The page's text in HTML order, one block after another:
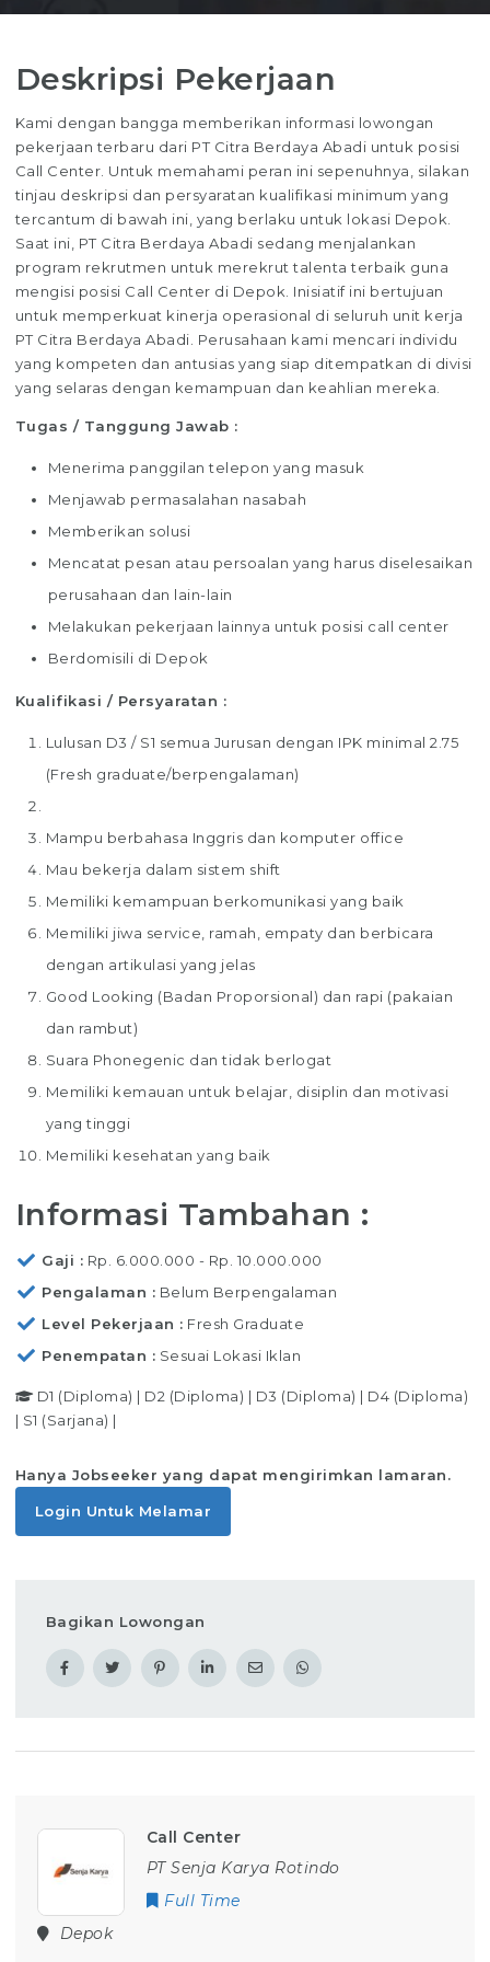
Deskripsi Pekerjaan
Kami dengan bangga memberikan informasi lowongan
pekerjaan terbaru dari PT Citra Berdaya Abadi untuk posisi
Call Center. Untuk memahami peran ini sepenuhnya, silakan
tinjau deskripsi dan persyaratan kualifikasi minimum yang
tercantum di bawah ini, yang berlaku untuk lokasi Depok.
Saat ini, PT Citra Berdaya Abadi sedang menjalankan
program rekrutmen untuk merekrut talenta terbaik guna
mengisi posisi Call Center di Depok. Inisiatif ini bertujuan
untuk memperkuat kinerja operasional di seluruh unit kerja
PT Citra Berdaya Abadi. Perusahaan kami mencari individu
yang kompeten dan antusias yang siap ditempatkan di divisi
yang selaras dengan kemampuan dan keahlian mereka.
Tugas / Tanggung Jawab :
Menerima panggilan telepon yang masuk
Menjawab permasalahan nasabah
Memberikan solusi
Mencatat pesan atau persoalan yang harus diselesaikan
perusahaan dan lain-lain
Melakukan pekerjaan lainnya untuk posisi call center
Berdomisili di Depok
Kualifikasi / Persyaratan :
Lulusan D3 / S1 semua Jurusan dengan IPK minimal 2.75
(Fresh graduate/berpengalaman)
Mampu berbahasa Inggris dan komputer office
Mau bekerja dalam sistem shift
Memiliki kemampuan berkomunikasi yang baik
Memiliki jiwa service, ramah, empaty dan berbicara
dengan artikulasi yang jelas
Good Looking (Badan Proporsional) dan rapi (pakaian
dan rambut)
Suara Phonegenic dan tidak berlogat
Memiliki kemauan untuk belajar, disiplin dan motivasi
yang tinggi
Memiliki kesehatan yang baik
Informasi Tambahan :
Gaji
Rp. 6.000.000 - Rp. 10.000.000
Pengalaman
Belum Berpengalaman
Level Pekerjaan
Fresh Graduate
Penempatan
Sesuai Lokasi Iklan
D1 (Diploma) | D2 (Diploma) | D3 (Diploma) | D4 (Diploma)
| S1 (Sarjana) |
Hanya Jobseeker yang dapat mengirimkan lamaran.
Login Untuk Melamar
Bagikan Lowongan
Call Center
PT Senja Karya Rotindo
Full Time
Depok